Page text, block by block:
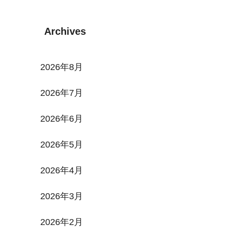
Archives
2026年8月
2026年7月
2026年6月
2026年5月
2026年4月
2026年3月
2026年2月